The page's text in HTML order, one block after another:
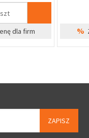
Zapytaj o
ZAPISZ